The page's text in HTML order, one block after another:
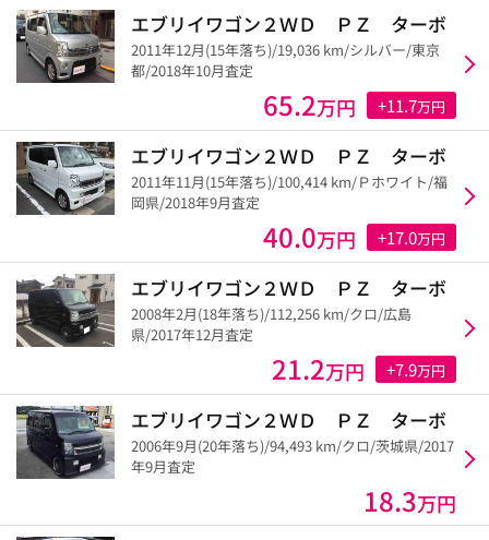
エブリイワゴン２ＷＤ ＰＺ ターボ
2011年12月(15年落ち)/19,036 km/シルバー/東京
都/2018年10月査定
65.2万円 +11.7万円
エブリイワゴン２ＷＤ ＰＺ ターボ
2011年11月(15年落ち)/100,414 km/Ｐホワイト/福
岡県/2018年9月査定
40.0万円 +17.0万円
エブリイワゴン２ＷＤ ＰＺ ターボ
2008年2月(18年落ち)/112,256 km/クロ/広島
県/2017年12月査定
21.2万円 +7.9万円
エブリイワゴン２ＷＤ ＰＺ ターボ
2006年9月(20年落ち)/94,493 km/クロ/茨城県/2017
年9月査定
18.3万円